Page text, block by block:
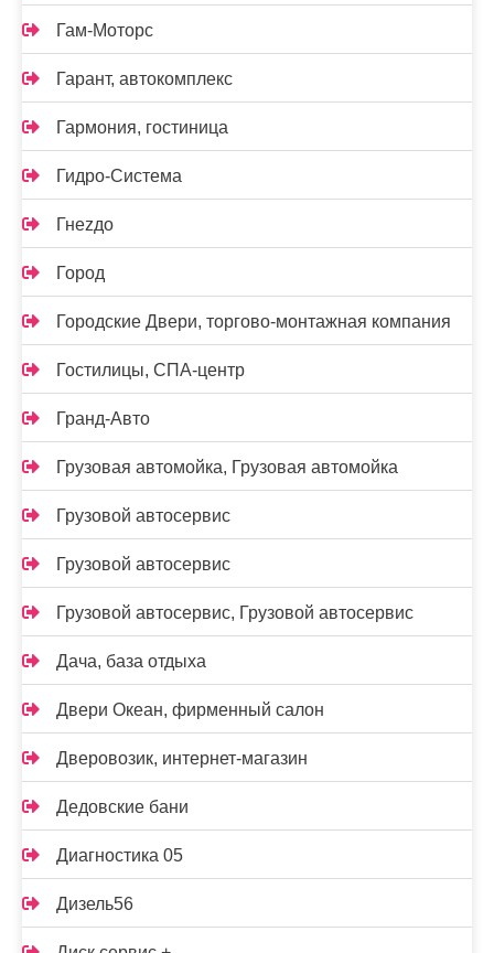
Гам-Моторс
Гарант, автокомплекс
Гармония, гостиница
Гидро-Система
Гнеzдо
Город
Городские Двери, торгово-монтажная компания
Гостилицы, СПА-центр
Гранд-Авто
Грузовая автомойка, Грузовая автомойка
Грузовой автосервис
Грузовой автосервис
Грузовой автосервис, Грузовой автосервис
Дача, база отдыха
Двери Океан, фирменный салон
Дверовозик, интернет-магазин
Дедовские бани
Диагностика 05
Дизель56